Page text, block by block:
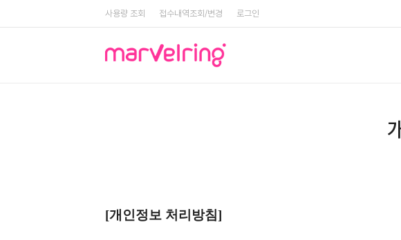
사용량 조회 접수내역조회/변경 로그인
[개인정보 처리방침]